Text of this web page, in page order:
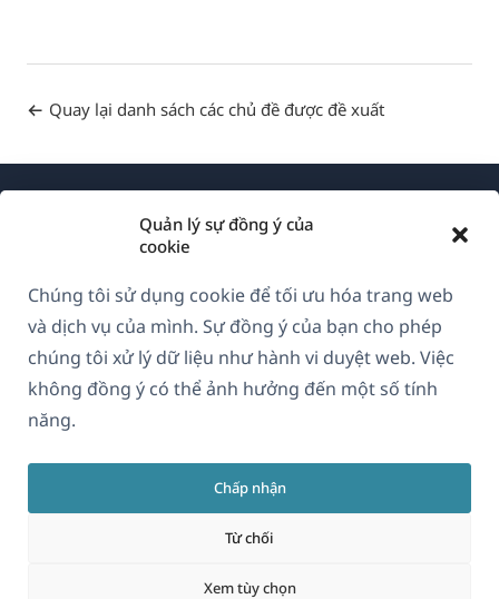
Quản lý sự đồng ý của
cookie
Chúng tôi sử dụng cookie để tối ưu hóa trang web
và dịch vụ của mình. Sự đồng ý của bạn cho phép
chúng tôi xử lý dữ liệu như hành vi duyệt web. Việc
không đồng ý có thể ảnh hưởng đến một số tính
năng.
Chấp nhận
Từ chối
Xem tùy chọn
Quay lại danh sách các chủ đề được đề xuất
Vietnamese
GDPR & Chính sách Bảo mật
Tham gia đội ngũ của chúng tôi(mở
mới)
trong
cửa
sổ
mới)
trong
cửa
sổ
mới)
trong
sổ